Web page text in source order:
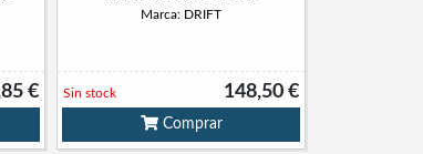
€
Marca: DRIFT
148,50 €
Sin stock
Comprar